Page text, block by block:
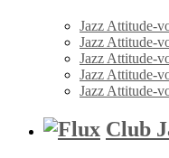
Jazz Attitude-
Jazz Attitude-
Jazz Attitude-
Jazz Attitude-
Jazz Attitude-
Club